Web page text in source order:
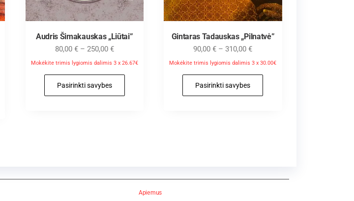
Audris Šimakauskas „Liūtai”
80,00 € – 250,00 €
Mokėkite trimis lygiomis dalimis 3 x 26.67€
Pasirinkti savybes
Gintaras Tadauskas „Pilnatvė”
90,00€ – 310,00€
Mokėkite trimis lygiomis dalimis 3 x 30.00€
Pasirinkti savybes
Apie mus